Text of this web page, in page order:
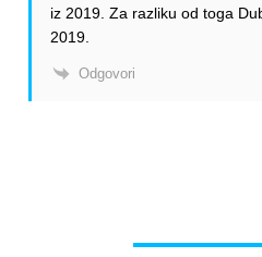
iz 2019. Za razliku od toga
2019.
Odgovori